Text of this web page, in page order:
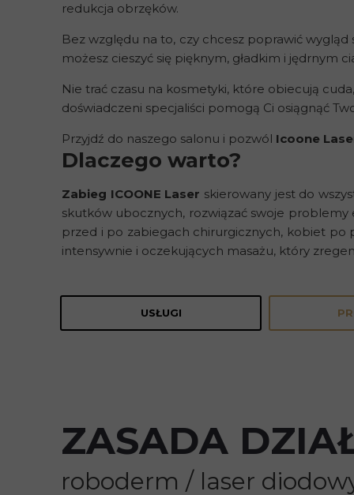
redukcja obrzęków.
Bez względu na to, czy chcesz poprawić wygląd
możesz cieszyć się pięknym, gładkim i jędrnym
Nie trać czasu na kosmetyki, które obiecują
doświadczeni specjaliści pomogą Ci osiągnąć
Przyjdź do naszego salonu i pozwól Icoone
Dlaczego warto?
Zabieg ICOONE Laser skierowany jest do
skutków ubocznych, rozwiązać swoje problemy
przed i po zabiegach chirurgicznych, kobiet po
intensywnie i oczekujących masażu, który
ZASADA
roboderm / laser
USŁUGI